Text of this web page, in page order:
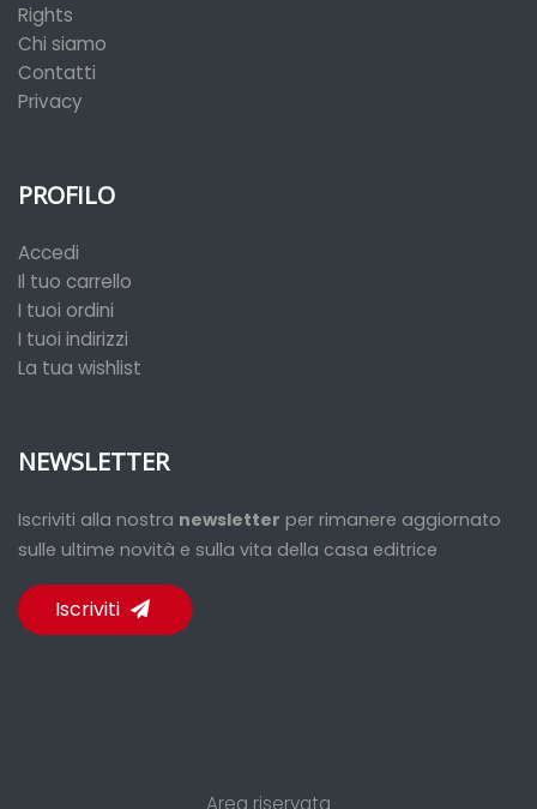
Rights
Chi siamo
Contatti
Privacy
PROFILO
Accedi
Il tuo carrello
I tuoi ordini
I tuoi indirizzi
La tua wishlist
NEWSLETTER
Iscriviti alla nostra newsletter per rimanere aggiornato
sulle ultime novità e sulla vita della casa editrice
Iscriviti
Area riservata